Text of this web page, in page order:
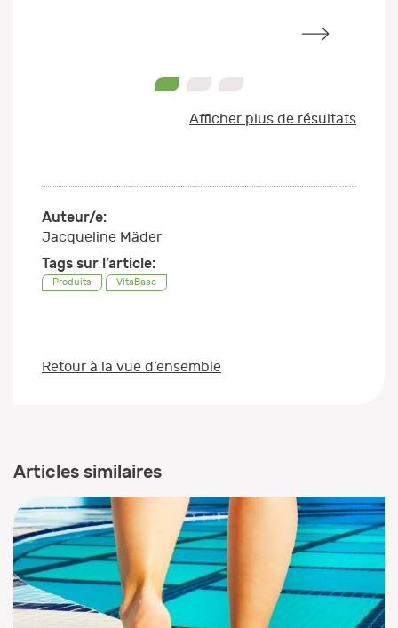
Afficher plus de résultats
Auteur/e:
Jacqueline Mäder
Tags sur l’article:
Produits VitaBase
Retour à la vue d’ensemble
Articles similaires